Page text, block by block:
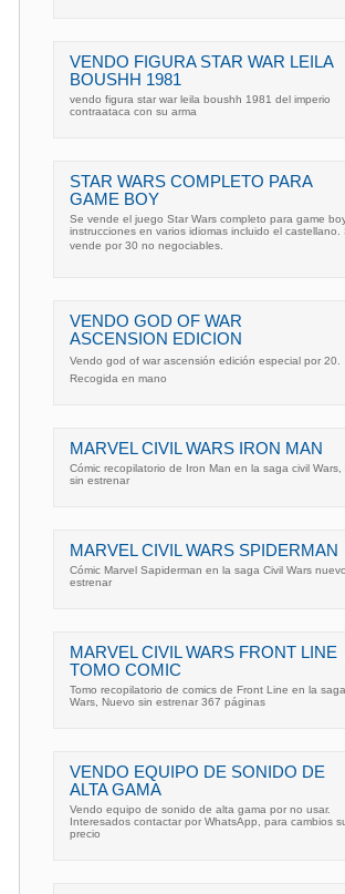
VENDO FIGURA STAR WAR LEILA
BOUSHH 1981
vendo figura star war leila boushh 1981 del imperio
contraataca con su arma
STAR WARS COMPLETO PARA
GAME BOY
Se vende el juego Star Wars completo para game
instrucciones en varios idiomas incluido el castellano.
vende por 30 no negociables.
VENDO GOD OF WAR
ASCENSION EDICION
Vendo god of war ascensión edición especial por 20.
Recogida en mano
MARVEL CIVIL WARS IRON MAN
Cómic recopilatorio de Iron Man en la saga civil Wars,
sin estrenar
MARVEL CIVIL WARS SPIDERMAN
Cómic Marvel Sapiderman en la saga Civil Wars
estrenar
MARVEL CIVIL WARS FRONT LINE
TOMO COMIC
Tomo recopilatorio de comics de Front Line en la
Wars, Nuevo sin estrenar 367 páginas
VENDO EQUIPO DE SONIDO DE
ALTA GAMA
Vendo equipo de sonido de alta gama por no usar.
Interesados contactar por WhatsApp, para cambios
precio